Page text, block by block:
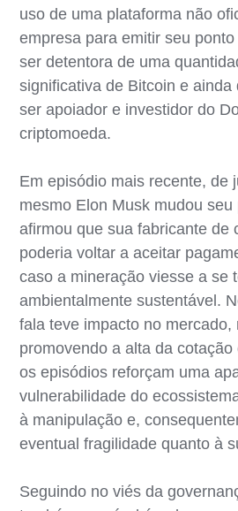
uso de uma plataforma não
empresa para emitir seu
ser detentora de uma
significativa de Bitcoin e ainda
ser apoiador e investidor do
criptomoeda.
Em episódio mais recente, de
mesmo Elon Musk mudou
afirmou que sua fabricante de
poderia voltar a aceitar
caso a mineração viesse a se
ambientalmente sustentável.
fala teve impacto no mercado,
promovendo a alta da
os episódios reforçam uma
vulnerabilidade do
à manipulação e,
eventual fragilidade quanto à
Seguindo no viés da